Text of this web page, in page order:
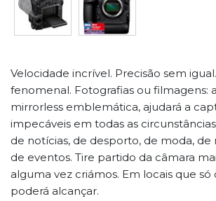
Velocidade incrível. Precisão sem
fenomenal. Fotografias ou filmagens:
mirrorless emblemática, ajudará a
impecáveis em todas as
de notícias, de desporto, de moda,
de eventos. Tire partido da câmara
alguma vez criámos. Em locais que só
poderá alcançar.